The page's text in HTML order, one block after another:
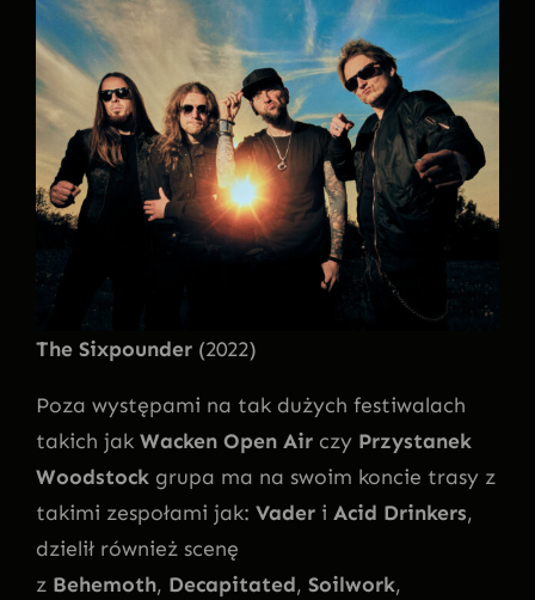
The Sixpounder (2022)
Poza występami na tak dużych festiwalach
takich jak Wacken Open Air czy Przystanek
Woodstock grupa ma na swoim koncie trasy z
takimi zespołami jak: Vader i Acid Drinkers,
dzielił również scenę
z Behemoth, Decapitated, Soilwork,